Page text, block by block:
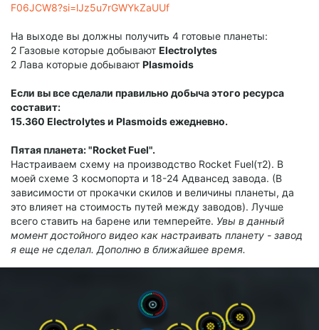
F06JCW8?si=lJz5u7rGWYkZaUUf
На выходе вы должны получить 4 готовые планеты:
2 Газовые которые добывают Electrolytes
2 Лава которые добывают Plasmoids
Если вы все сделали правильно добыча этого ресурса
составит:
15.360 Electrolytes и Plasmoids ежедневно.
Пятая планета: "Rocket Fuel".
Настраиваем схему на производство Rocket Fuel(т2). В
моей схеме 3 космопорта и 18-24 Адвансед завода. (В
зависимости от прокачки скилов и величины планеты, да
это влияет на стоимость путей между заводов). Лучше
всего ставить на барене или темперейте. Увы в данный
момент достойного видео как настраивать планету - завод
я еще не сделал. Дополню в ближайшее время.